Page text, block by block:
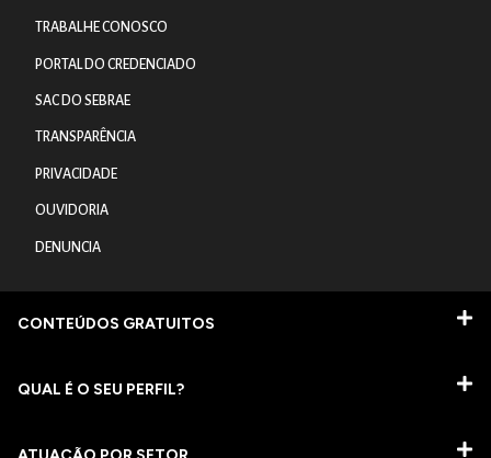
TRABALHE CONOSCO
PORTAL DO CREDENCIADO
SAC DO SEBRAE
TRANSPARÊNCIA
PRIVACIDADE
OUVIDORIA
DENUNCIA
CONTEÚDOS GRATUITOS
QUAL É O SEU PERFIL?